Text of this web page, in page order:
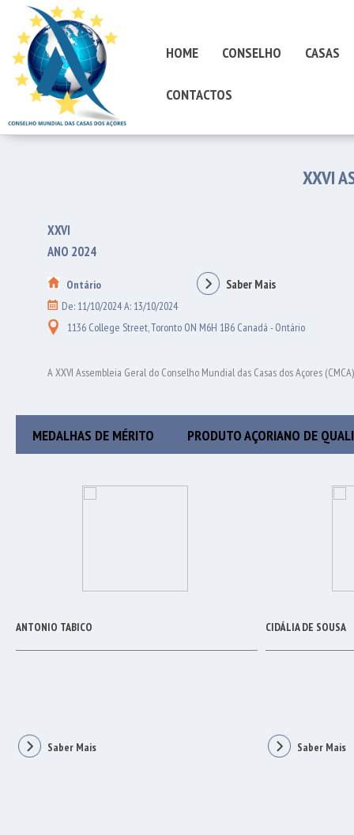
HOME CONSELHO CASAS
CONTACTOS
XXVI
XXVI
ANO 2024
Ontário Saber Mais
De: 11/10/2024 A: 13/10/2024
1136 College Street, Toronto ON M6H 1B6 Canadá - Ontário
A XXVI Assembleia Geral do Conselho Mundial das Casas dos Açores
MEDALHAS DE MÉRITO PRODUTO AÇORIANO DE
ANTONIO TABICO
Saber Mais
CIDÁLIA DE SOUSA
Saber Mais